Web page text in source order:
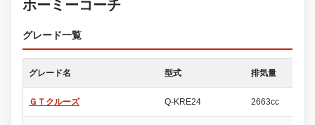
ホーミーコーチ
グレード一覧
グレード名 型式 排気量
ＧＴクルーズ Q-KRE24 2663cc